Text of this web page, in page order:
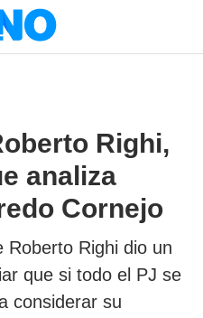
Righi,
analiza
Cornejo
Roberto Righi dio un
que si todo el PJ se
considerar su